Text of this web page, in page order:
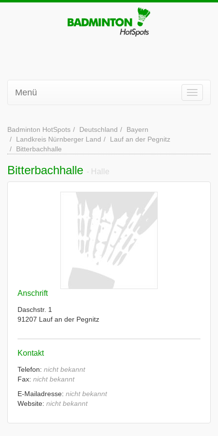
Menü
Badminton HotSpots Deutschland
Bayern
Landkreis Nürnberger Land
Lauf an der Pegnitz
Bitterbachhalle
Bitterbachhalle - Halle
Anschrift
Daschstr. 1
91207 Lauf an der Pegnitz
Kontakt
Telefon: nicht bekannt
Fax: nicht bekannt
E-Mailadresse: nicht bekannt
Website: nicht bekannt